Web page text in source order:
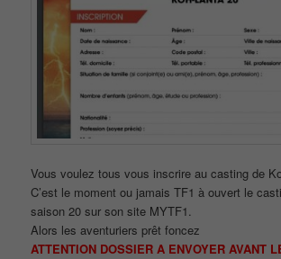
Vous voulez tous vous inscrire au casting de
C’est le moment ou jamais TF1 à ouvert le
saison 20 sur son site MYTF1.
Alors les aventuriers prêt foncez
ATTENTION DOSSIER A ENVOYER AVANT